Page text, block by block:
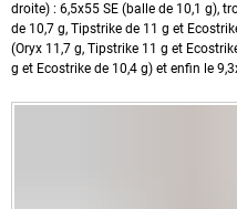
droite) : 6,5x55 SE (balle de 10,1 g),
de 10,7 g, Tipstrike de 11 g et
(Oryx 11,7 g, Tipstrike 11 g et
g et Ecostrike de 10,4 g) et enfin le